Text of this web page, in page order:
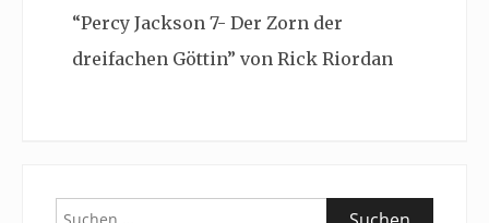
“Percy Jackson 7- Der Zorn der
dreifachen Göttin” von Rick Riordan
Suchen